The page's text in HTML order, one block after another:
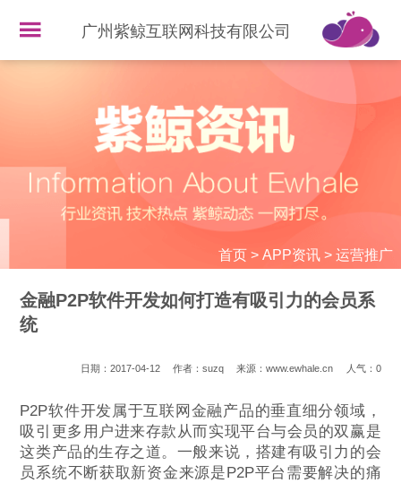
广州紫鲸互联网科技有限公司
首页> APP资讯> 运营推广
金融P2P软件开发如何打造有吸引力的会员系
统
日期：2017-04-12 作者：suzq 来源：www.ewhale.cn 人气： 0
P2P软件开发属于互联网金融产品的垂直细分领域，
吸引更多用户进来存款从而实现平台与会员的双赢是
这类产品的生存之道。一般来说，搭建有吸引力的会
员系统不断获取新资金来源是P2P平台需要解决的痛